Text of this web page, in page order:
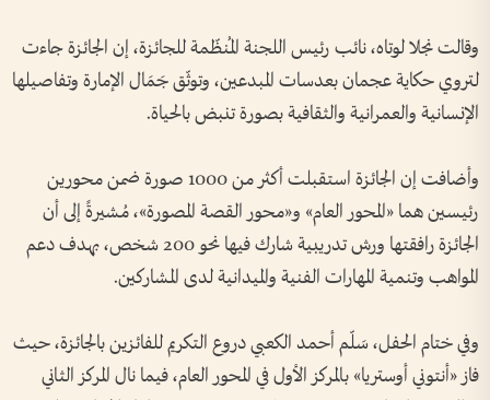
وقالت نجلا لوتاه، نائب رئيس اللجنة المُنظّمة للجائزة، إن الجائزة جاءت
لتروي حكاية عجمان بعدسات المبدعين، وتوثّق جَمَال الإمارة وتفاصيلها
الإنسانية والعمرانية والثقافية بصورة تنبض بالحياة.
وأضافت إن الجائزة استقبلت أكثر من 1000 صورة ضمن محورين
رئيسين هما «المحور العام» و«محور القصة المصورة»، مُشيرةً إلى أن
الجائزة رافقتها ورش تدريبية شارك فيها نحو 200 شخص، بهدف دعم
المواهب وتنمية المهارات الفنية والميدانية لدى المشاركين.
وفي ختام الحفل، سَلّم أحمد الكعبي دروع التكريم للفائزين بالجائزة، حيث
فاز «أنتوني أوستريا» بالمركز الأول في المحور العام، فيما نال المركز الثاني